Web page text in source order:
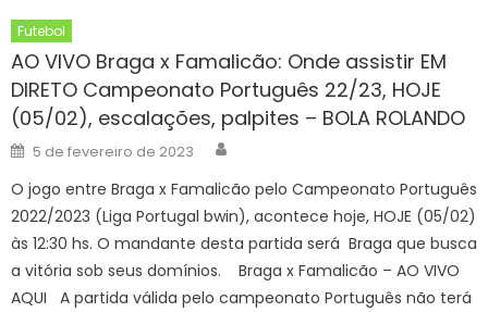
Futebol
AO VIVO Braga x Famalicão: Onde assistir EM
DIRETO Campeonato Português 22/23, HOJE
(05/02), escalações, palpites – BOLA ROLANDO
Posted
on
5 de fevereiro de 2023
O jogo entre Braga x Famalicão pelo Campeonato Português
2022/2023 (Liga Portugal bwin), acontece hoje, HOJE (05/02)
às 12:30 hs. O mandante desta partida será Braga que busca
a vitória sob seus domínios. Braga x Famalicão – AO VIVO
AQUI A partida válida pelo campeonato Português não terá